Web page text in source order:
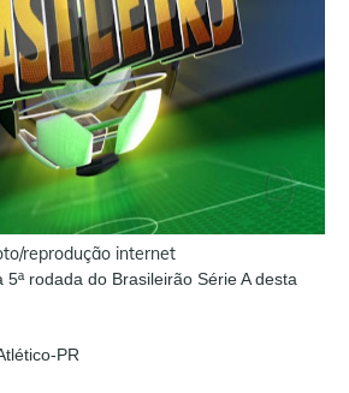
reprodução internet
rodada do Brasileirão Série A desta
PR